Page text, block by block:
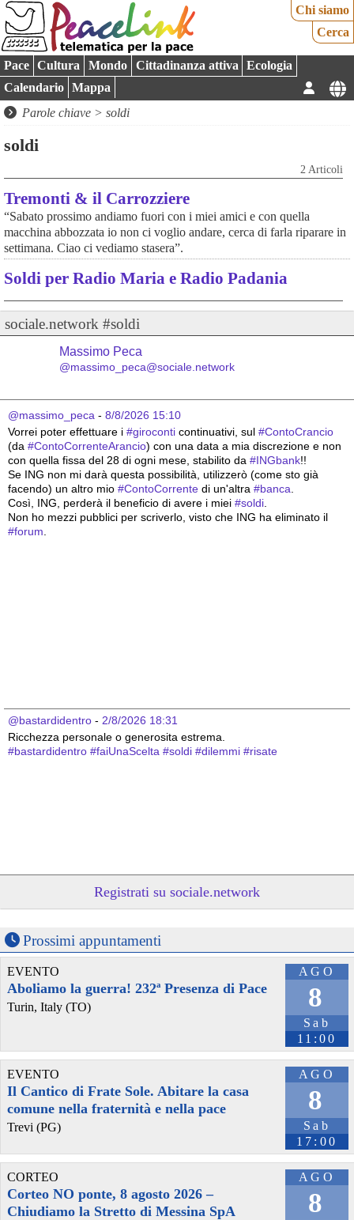
Chi siamo
Cerca
Pace Cultura Mondo Cittadinanza attiva
Ecologia
Calendario
Mappa
Parole chiave > soldi
soldi
2 Articoli
Tremonti & il Carrozziere
“Sabato prossimo andiamo fuori con i miei amici e con quella
macchina abbozzata io non ci voglio andare, cerca di farla riparare in
settimana. Ciao ci vediamo stasera”.
Soldi per Radio Maria e Radio Padania
sociale.network #soldi
Massimo Peca
@massimo_peca@sociale.network
@massimo_peca - 8/8/2026 15:10
Vorrei poter effettuare i #giroconti continuativi, sul #ContoCrancio
(da #ContoCorrenteArancio) con una data a mia discrezione e non
con quella fissa del 28 di ogni mese, stabilito da #INGbank!!
Se ING non mi darà questa possibilità, utilizzerò (come sto già
facendo) un altro mio #ContoCorrente di un'altra #banca
Così, ING, perderà il beneficio di avere i miei #soldi
#forum
@bastardidentro - 2/8/2026 18:31
Ricchezza personale o generosita estrema.
#bastardidentro #faiUnaScelta #soldi #dilemmi #risate
@bastardidentro - 9/7/2026 18:30
Fuga con carico emotivo.
#bastardidentro
@nikoleavic - 1/7/2026 1:49
I soldi si sprecano mentre le banche sono state bloccate di nuovo!
#Economia #sistemaBancario #soldi #monetaryPolicy
#monetaryRegulation
#IMF
Registrati su sociale.network
Prossimi appuntamenti
AGO
8
Sab
11:00
EVENTO
Aboliamo la guerra! 232ª Presenza di Pace
Turin, Italy (TO)
AGO
8
Sab
17:00
EVENTO
Il Cantico di Frate Sole. Abitare la casa
comune nella fraternità e nella pace
Trevi (PG)
AGO
8
CORTEO
Corteo NO ponte, 8 agosto 2026 –
Chiudiamo la Stretto di Messina SpA